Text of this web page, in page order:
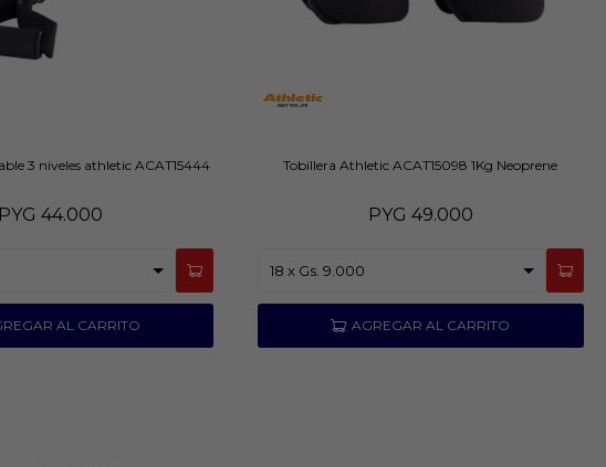
3 niveles athletic ACAT15444
PYG 44.000
Tobillera Athletic ACAT15098 1Kg Neoprene
PYG 49.000